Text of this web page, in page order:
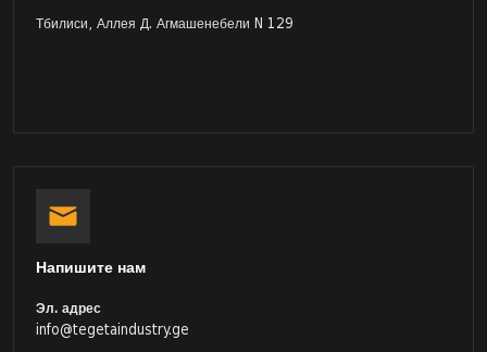
Тбилиси, Аллея Д. Агмашенебели N 129
Напишите нам
Эл. адрес
info@tegetaindustry.ge